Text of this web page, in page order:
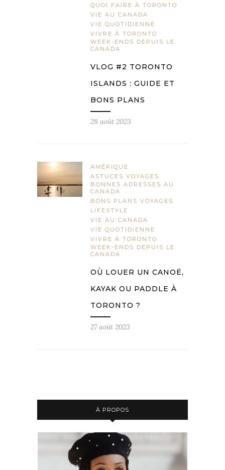
QUOI FAIRE À TORONTO
VIE AU CANADA
VIE QUOTIDIENNE
VIVRE À TORONTO
WEEK-ENDS DEPUIS LE
CANADA
VLOG #2 TORONTO
ISLANDS : GUIDE ET
BONS PLANS
28 août 2023
AMÉRIQUE
ASTUCES VOYAGES
BONNES ADRESSES AU
CANADA
BONS PLANS VOYAGES
LIFESTYLE
VIE AU CANADA
VIE QUOTIDIENNE
VIVRE À TORONTO
WEEK-ENDS DEPUIS LE
CANADA
OÙ LOUER UN CANOË,
KAYAK OU PADDLE À
TORONTO ?
27 août 2023
À PROPOS